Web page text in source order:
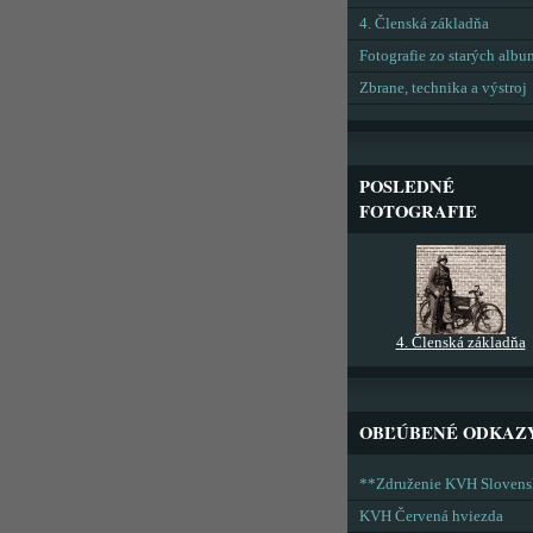
4. Členská základňa
Fotografie zo starých
Zbrane, technika a výstroj
POSLEDNÉ
FOTOGRAFIE
4. Členská základňa
OBĽÚBENÉ
**Združenie KVH
KVH Červená hviezda